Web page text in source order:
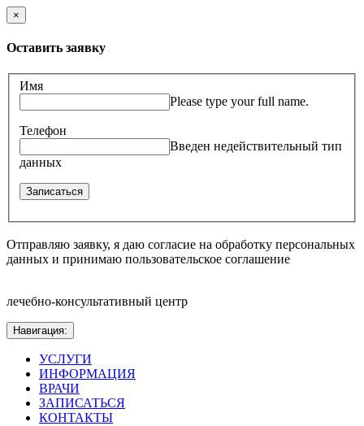
×
Оставить заявку
Имя
Please type your full name.
Телефон
Введен недействительный тип
данных
Отправляю заявку, я даю согласие на обработку персональных
данных и принимаю пользовательское соглашение
лечебно-консультативный центр
Навигация:
УСЛУГИ
ИНФОРМАЦИЯ
ВРАЧИ
ЗАПИСАТЬСЯ
КОНТАКТЫ